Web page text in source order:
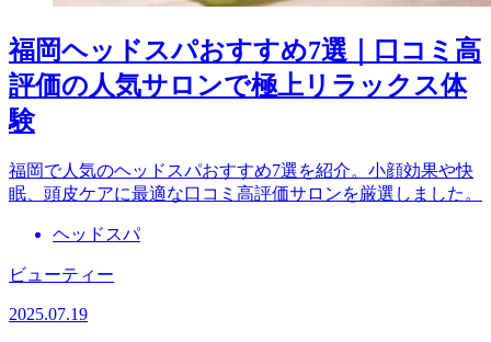
福岡ヘッドスパおすすめ7選｜口コミ高
評価の人気サロンで極上リラックス体
験
福岡で人気のヘッドスパおすすめ7選を紹介。小顔効果や快
眠、頭皮ケアに最適な口コミ高評価サロンを厳選しました。
ヘッドスパ
ビューティー
2025.07.19